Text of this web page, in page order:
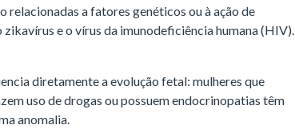
relacionadas a fatores genéticos ou à ação de
e o vírus da imunodeficiência humana (HIV).
diretamente a evolução fetal: mulheres que
uso de drogas ou possuem endocrinopatias têm
anomalia.